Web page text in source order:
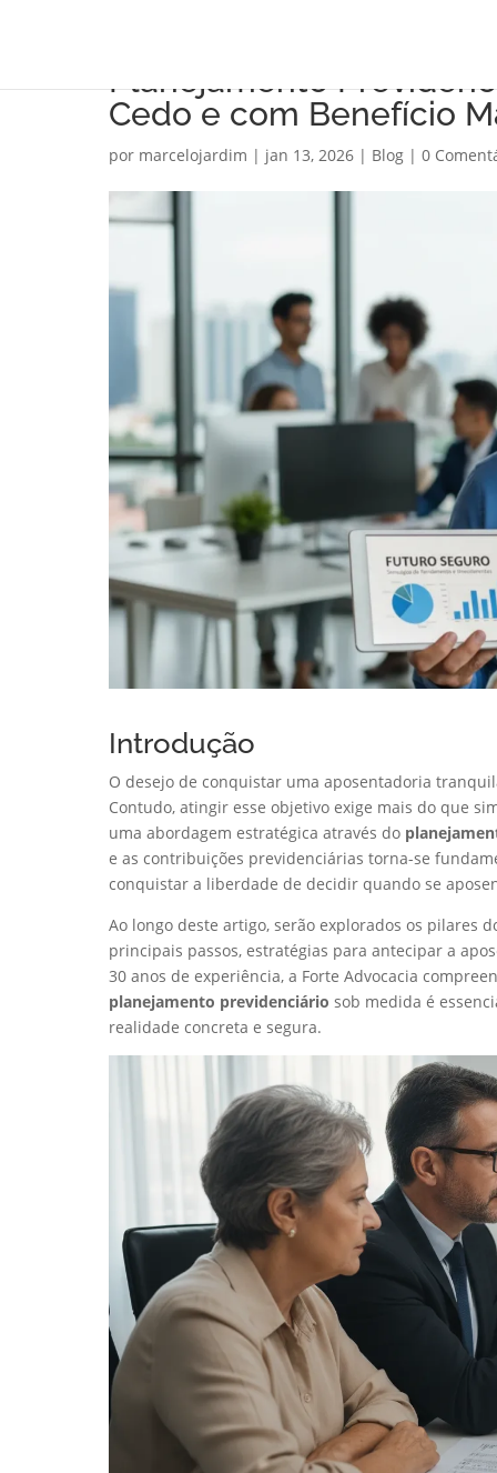
Planejamento
Cedo e com Benefício
por marcelojardim | jan 13, 2026 | Blog | 0
Introdução
O desejo de conquistar uma aposentadoria
Contudo, atingir esse objetivo exige mais do que
uma abordagem estratégica através do
e as contribuições previdenciárias torna-se
conquistar a liberdade de decidir quando se
Ao longo deste artigo, serão explorados os pilares
principais passos, estratégias para antecipar a
30 anos de experiência, a Forte Advocacia
planejamento previdenciário sob medida é
realidade concreta e segura.